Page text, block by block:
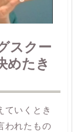
スクー
めたき
ていくとき
われたもの